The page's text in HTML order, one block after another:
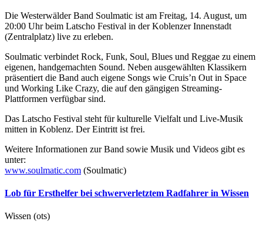
Die Westerwälder Band Soulmatic ist am Freitag, 14. August, um
20:00 Uhr beim Latscho Festival in der Koblenzer Innenstadt
(Zentralplatz) live zu erleben.
Soulmatic verbindet Rock, Funk, Soul, Blues und Reggae zu einem
eigenen, handgemachten Sound. Neben ausgewählten Klassikern
präsentiert die Band auch eigene Songs wie Cruis’n Out in Space
und Working Like Crazy, die auf den gängigen Streaming-
Plattformen verfügbar sind.
Das Latscho Festival steht für kulturelle Vielfalt und Live-Musik
mitten in Koblenz. Der Eintritt ist frei.
Weitere Informationen zur Band sowie Musik und Videos gibt es
unter:
www.soulmatic.com (Soulmatic)
Lob für Ersthelfer bei schwerverletztem Radfahrer in Wissen
Wissen (ots)